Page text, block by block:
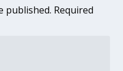
published. Required